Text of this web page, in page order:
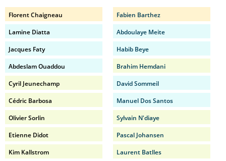
Florent Chaigneau
Lamine Diatta
Jacques Faty
Abdeslam Ouaddou
Cyril Jeunechamp
Cédric Barbosa
Olivier Sorlin
Etienne Didot
Kim Kallstrom
Fabien Barthez
Abdoulaye Meite
Habib Beye
Brahim Hemdani
David Sommeil
Manuel Dos Santos
Sylvain N'diaye
Pascal Johansen
Laurent Batlles